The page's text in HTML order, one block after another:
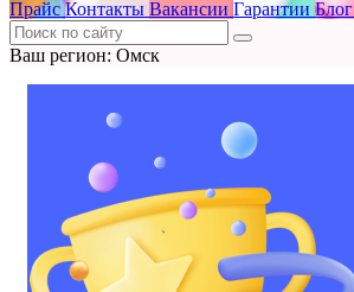
Прайс Контакты Вакансии Гарантии Блог
Ваш регион: Омск